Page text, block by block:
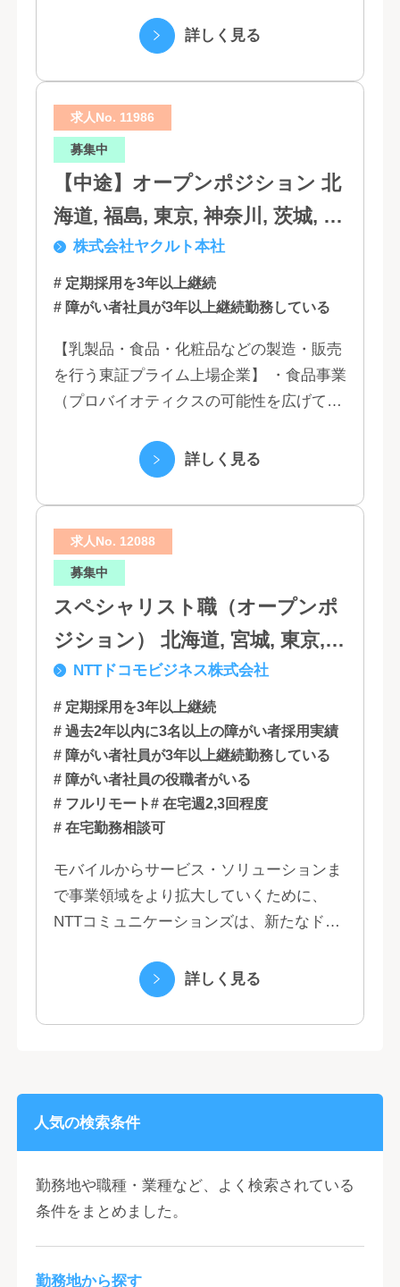
で、情報のスピード、質、量ともに他社に
詳しく見る
求人No. 11986
募集中
【中途】オープンポジション 北
海道, 福島, 東京, 神奈川, 茨城, 静
岡, 大阪, 兵庫, 福岡, 佐賀
株式会社ヤクルト本社
# 定期採用を3年以上継続
# 障がい者社員が3年以上継続勤務している
【乳製品・食品・化粧品などの製造・販売
を行う東証プライム上場企業】 ・食品事業
（プロバイオティクスの可能性を広げてい
る優れた機能性飲料） ・国際事業（40の
詳しく見る
求人No. 12088
募集中
スペシャリスト職（オープンポ
ジション） 北海道, 宮城, 東京,
石川, 愛知, 大阪, 広島, 香川, 福岡
NTTドコモビジネス株式会社
# 定期採用を3年以上継続
# 過去2年以内に3名以上の障がい者採用実績
# 障がい者社員が3年以上継続勤務している
# 障がい者社員の役職者がいる
# フルリモート# 在宅週2,3回程度
# 在宅勤務相談可
モバイルからサービス・ソリューションま
で事業領域をより拡大していくために、
NTTコミュニケーションズは、新たなドコ
たちは、クラウド、ネットワーク、セキュ
リティといっ...
詳しく見る
人気の検索条件
勤務地や職種・業種など、よく検索されている
条件をまとめました。
勤務地から探す